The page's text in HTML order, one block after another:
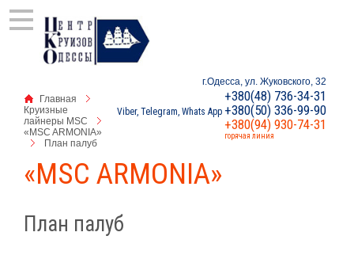
г.Одесса, ул. Жуковского, 32
+380(48) 736-34-31
Viber, Telegram, Whats App +380(50) 336-99-90
горячая линия
+380(94) 930-74-31
Главная
Круизные
лайнеры MSC
«MSC ARMONIA»
План палуб
«MSC ARMONIA»
План палуб